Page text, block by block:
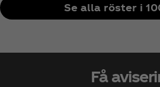
Se alla röster i
Få